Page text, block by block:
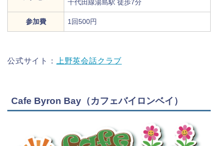
千代田線湯島駅 徒歩7分
参加費 1回500円
公式サイト： 上野英会話クラブ
Cafe Byron Bay（カフェバイロンベイ）